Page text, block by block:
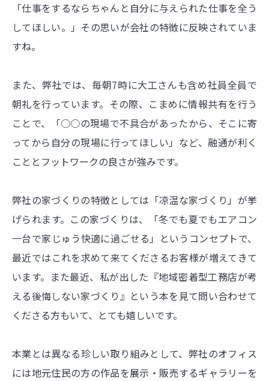
「仕事をするならちゃんと自分に与えられた仕事を全う
してほしい。」その思いが会社の特徴に反映されていま
すね。
また、弊社では、毎朝7時に大工さんも含め社員全員で
朝礼を行っています。その際、こまめに情報共有を行う
ことで、「○○の現場で不具合があったから、そこに寄
ってから自分の現場に行ってほしい」など、融通が利く
こととフットワークの良さが強みです。
弊社の家づくりの特徴としては「凉温な家づくり」が挙
げられます。この家づくりは、「冬でも夏でもエアコン
一台で家じゅう快適に過ごせる」というコンセプトで、
最近ではこれを求めて来てくださるお客様が増えてきて
います。また最近、私が出した『地域密着型工務店が考
える後悔しない家づくり』という本を見て問い合わせて
くださる方もいて、とても嬉しいです。
本業とは異なる珍しい取り組みとして、弊社のオフィス
には地元住民の方の作品を展示・販売するギャラリーを